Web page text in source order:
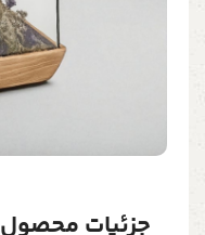
جزئیات محصول